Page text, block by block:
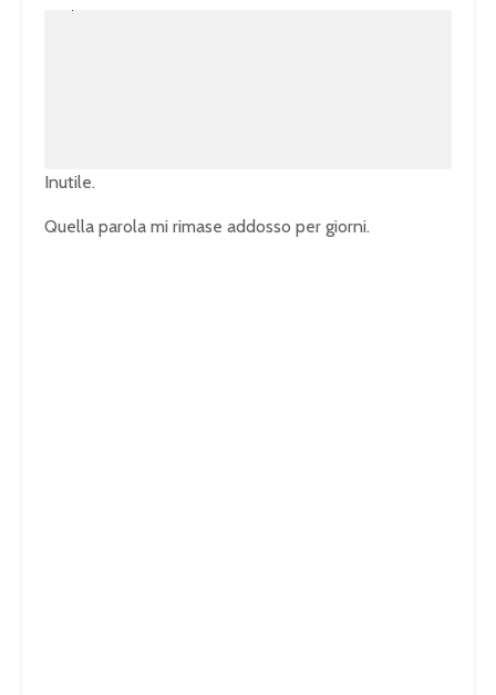
Inutile.
Quella parola mi rimase addosso per giorni.